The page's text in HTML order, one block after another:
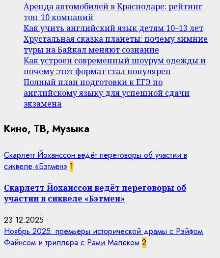
Аренда автомобилей в Краснодаре: рейтинг
топ-10 компаний
Как учить английский язык детям 10–13 лет
Хрустальная сказка планеты: почему зимние
туры на Байкал меняют сознание
Как устроен современный шоурум одежды и
почему этот формат стал популярен
Полный план подготовки к ЕГЭ по
английскому языку для успешной сдачи
экзамена
Кино, ТВ, Музыка
Скарлетт Йоханссон ведёт переговоры об участии в
сиквеле «Бэтмен» 1
Скарлетт Йоханссон ведёт переговоры об
участии в сиквеле «Бэтмен»
23.12.2025
Ноябрь 2025: премьеры исторической драмы с Рэйфом
Файнсом и триллера с Рами Малеком 2